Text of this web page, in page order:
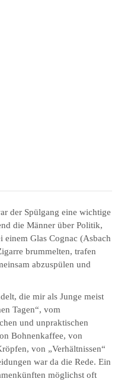
der Spülgang eine wichtige
die Männer über Politik,
einem Glas Cognac (Asbach
brummelten, trafen
abzuspülen und
die mir als Junge meist
Tagen“, vom
und unpraktischen
Bohnenkaffee, von
von „Verhältnissen“
war da die Rede. Ein
möglichst oft